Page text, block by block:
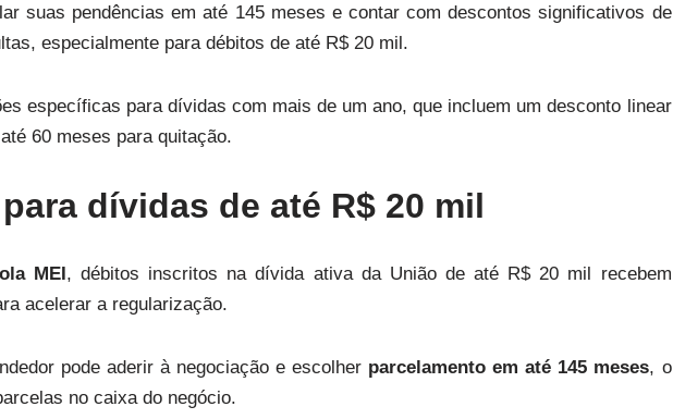
suas pendências em até 145 meses e contar com descontos significativos de
especialmente para débitos de até R$ 20 mil.
específicas para dívidas com mais de um ano, que incluem um desconto linear
60 meses para quitação.
dívidas de até R$ 20 mil
MEI, débitos inscritos na dívida ativa da União de até R$ 20 mil recebem
acelerar a regularização.
pode aderir à negociação e escolher parcelamento em até 145 meses, o
no caixa do negócio.